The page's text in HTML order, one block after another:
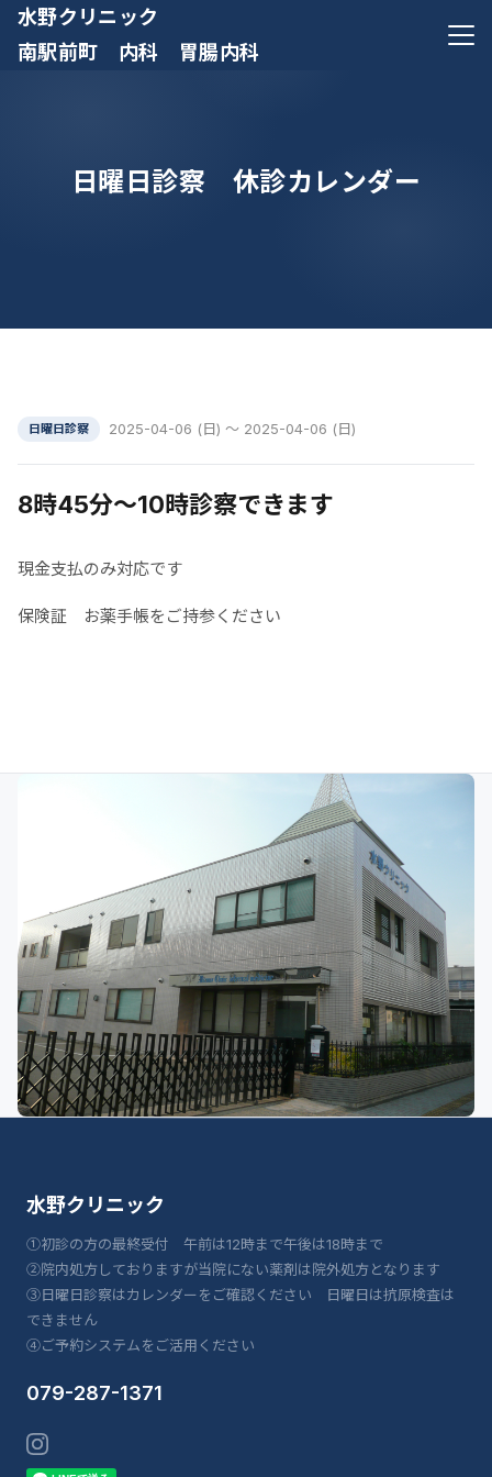
水野クリニック
南駅前町 内科 胃腸内科
メニ
日曜日診察 休診カレンダー
日曜日診察 2025-04-06 (日) ～ 2025-04-06 (日)
8時45分～10時診察できます
現金支払のみ対応です
保険証 お薬手帳をご持参ください
水野クリニック
①初診の方の最終受付 午前は12時まで午後は18時まで
②院内処方しておりますが当院にない薬剤は院外処方となります
③日曜日診察はカレンダーをご確認ください 日曜日は抗原検査は
できません
④ご予約システムをご活用ください
079-287-1371